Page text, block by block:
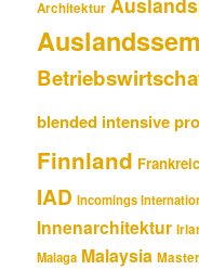
Architektur
blended intensive
Finnland
IAD Incomings
Innenarchitektur
Malaga Malaysia Master